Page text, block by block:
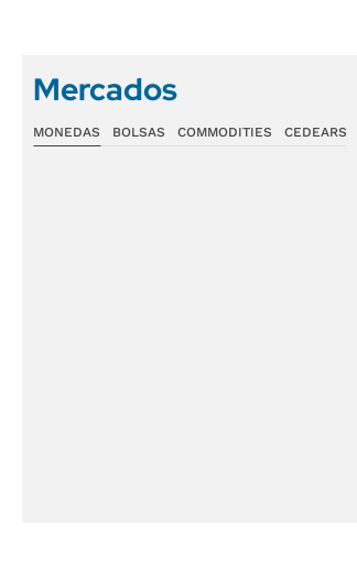
Mercados
MONEDAS BOLSAS COMMODITIES CEDEARS